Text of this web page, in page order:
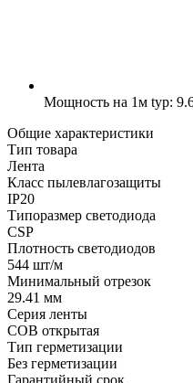
Мощность на 1м typ:
Общие характеристики
Тип товара
Лента
Класс пылевлагозащиты
IP20
Типоразмер светодиода
CSP
Плотность светодиодов
544 шт/м
Минимальный отрезок
29.41 мм
Серия ленты
COB открытая
Тип герметизации
Без герметизации
Гарантийный срок